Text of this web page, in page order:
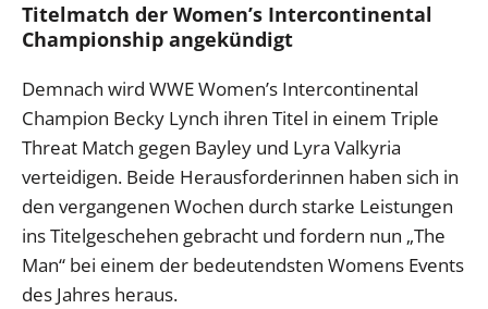
Titelmatch der Women’s Intercontinental
Championship angekündigt
Demnach wird WWE Women’s Intercontinental
Champion Becky Lynch ihren Titel in einem Triple
Threat Match gegen Bayley und Lyra Valkyria
verteidigen. Beide Herausforderinnen haben sich in
den vergangenen Wochen durch starke Leistungen
ins Titelgeschehen gebracht und fordern nun „The
Man“ bei einem der bedeutendsten Womens Events
des Jahres heraus.